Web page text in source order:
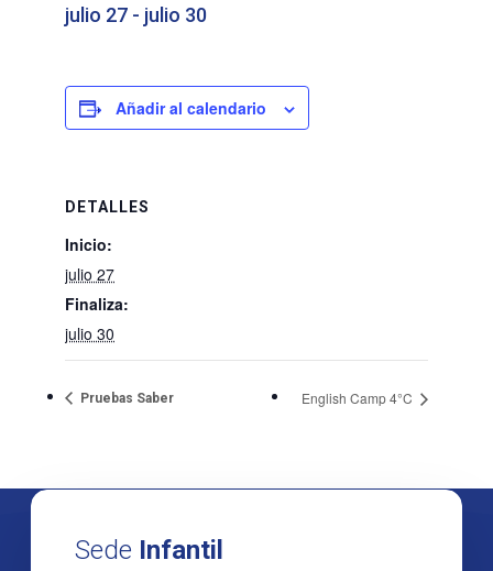
julio 27 - julio 30
Añadir al calendario
DETALLES
Inicio:
julio 27
Finaliza:
julio 30
Pruebas Saber English Camp 4°C
Sede Infantil